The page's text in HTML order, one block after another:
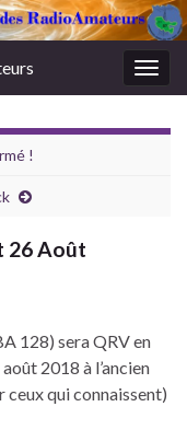
!
26 Août
128) sera QRV en
2018 à l’ancien
ceux qui connaissent)